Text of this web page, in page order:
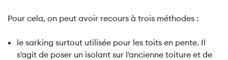
Pour cela, on peut avoir recours à trois méthodes :
le sarking surtout utilisée pour les toits en pente. Il
s'agit de poser un isolant sur l'ancienne toiture et de